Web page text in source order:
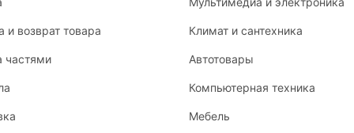
и возврат товара
частями
Климат и сантехника
Автотовары
Компьютерная техника
Мебель